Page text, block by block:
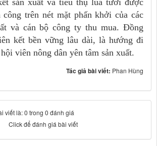
sản xuất và tiêu thụ lúa tươi được
công trên nét mặt phấn khởi của các
và cán bộ công ty thu mua. Đồng
kết bền vững lâu dài, là hướng đi
viên nông dân yên tâm sản xuất.
Tác giả bài viết: Phan Hùng
viết là: 0 trong 0 đánh giá
Click để đánh giá bài viết